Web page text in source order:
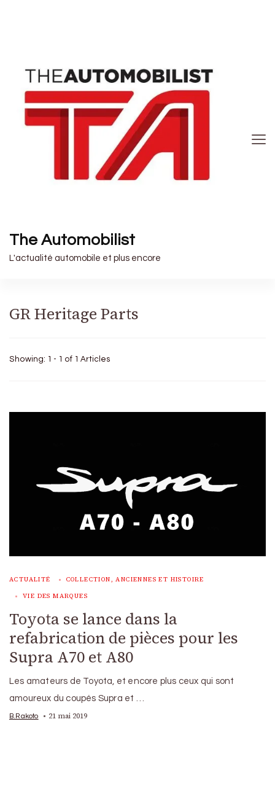
The Automobilist
L'actualité automobile et plus encore
GR Heritage Parts
Showing: 1 - 1 of 1 Articles
ACTUALITÉ COLLECTION, ANCIENNES ET HISTOIRE
VIE DES MARQUES
Toyota se lance dans la
refabrication de pièces pour les
Supra A70 et A80
Les amateurs de Toyota, et encore plus ceux qui sont
amoureux du coupés Supra et …
B.Rakoto 21 mai 2019